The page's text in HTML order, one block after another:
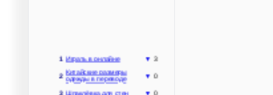
одежды в переводе
Шпаклёвка для стен